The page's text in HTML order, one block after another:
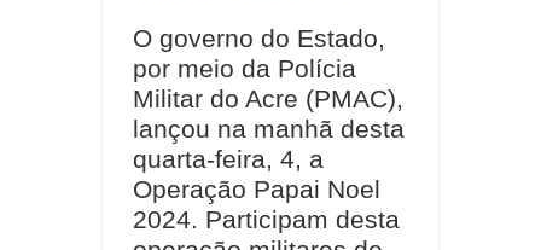
O governo do Estado,
por meio da Polícia
Militar do Acre (PMAC),
lançou na manhã desta
quarta-feira, 4, a
Operação Papai Noel
2024. Participam desta